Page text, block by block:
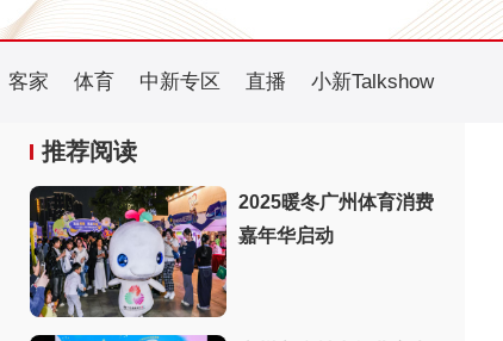
客家 体育 中新专区 直播 小新Talkshow
推荐阅读
2025暖冬广州体育消费
嘉年华启动